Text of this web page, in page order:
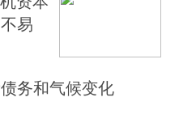
易
务和气候变化